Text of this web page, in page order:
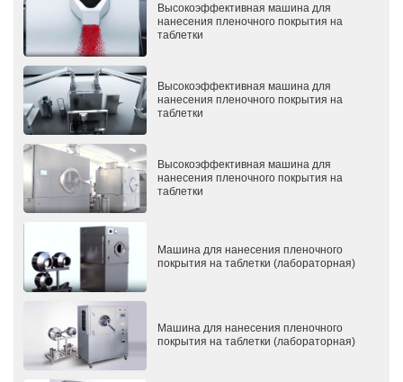
Высокоэффективная машина для
нанесения пленочного покрытия на
таблетки
Высокоэффективная машина для
нанесения пленочного покрытия на
таблетки
Высокоэффективная машина для
нанесения пленочного покрытия на
таблетки
Машина для нанесения пленочного
покрытия на таблетки (лабораторная)
Машина для нанесения пленочного
покрытия на таблетки (лабораторная)